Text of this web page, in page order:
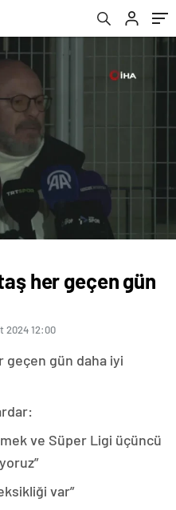
her geçen gün
2024 12:00
geçen gün daha iyi
ve Süper Ligi üçüncü
var”